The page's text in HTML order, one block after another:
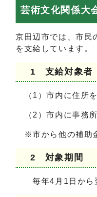
芸術文化関係大
京田辺市では、市民
を支給しています。
1 支給対象者
（1）市内に住所を
（2）市内に事務所
※市から他の補助
2 対象期間
毎年4月1日から翌